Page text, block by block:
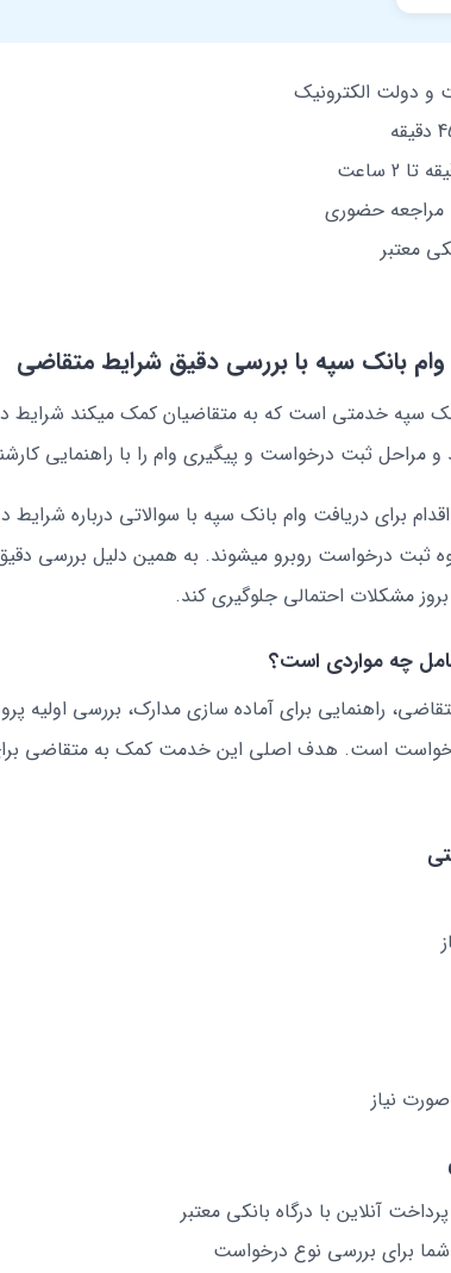
مراجعه حضوری
معتبر
وام بانک سپه با بررسی دقیق شرایط متقاضی
سپه خدمتی است که به متقاضیان کمک میکند شرایط
و مراحل ثبت درخواست و پیگیری وام را با راهنمایی
برای دریافت وام بانک سپه با سوالاتی درباره شرایط
ثبت درخواست روبرو میشوند. به همین دلیل بررسی
مشکلات احتمالی جلوگیری کند.
چه مواردی است؟
راهنمایی برای آماده سازی مدارک، بررسی اولیه
است. هدف اصلی این خدمت کمک به متقاضی
نیاز
آنلاین با درگاه بانکی معتبر
برای بررسی نوع درخواست